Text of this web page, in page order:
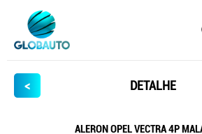
< DETALHE
ALERON OPEL VECTRA 4P